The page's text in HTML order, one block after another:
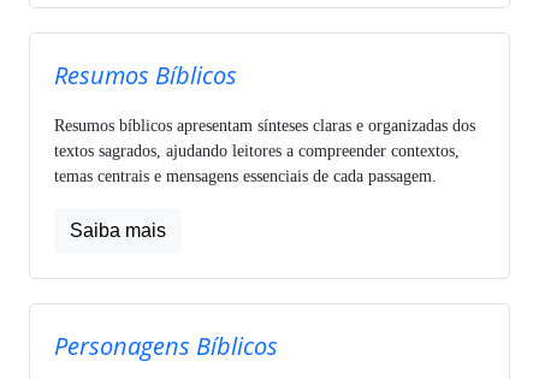
Resumos Bíblicos
Resumos bíblicos apresentam sínteses claras e organizadas dos
textos sagrados, ajudando leitores a compreender contextos,
temas centrais e mensagens essenciais de cada passagem.
Saiba mais
Personagens Bíblicos